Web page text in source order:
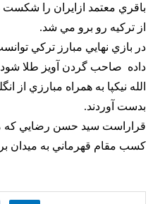
باقري معتمد ازايران را شكست
از تركيه رو برو مي شد.
در بازي نهايي مبارز تركي
داده صاحب گردن آويز طلا
الله نيكپا به همراه مبارزي از
بدست آوردند.
قراراست سيد حسن رضايي كه
كسب مقام قهرماني به ميدان